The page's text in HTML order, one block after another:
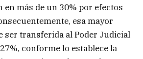
en más de un 30% por efectos
esa mayor
ser transferida al Poder Judicial
conforme lo establece la